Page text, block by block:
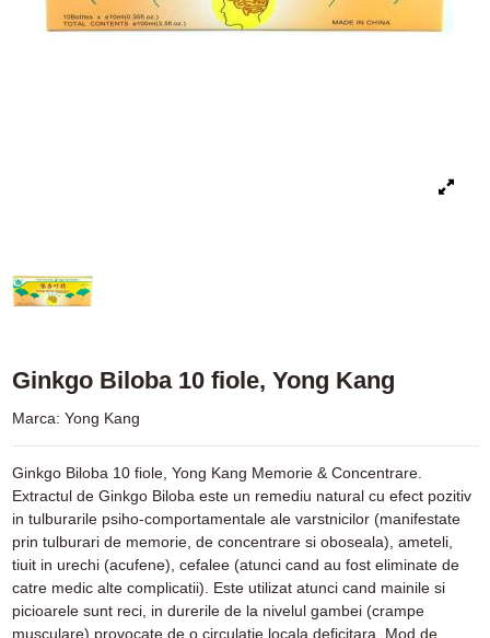
Ginkgo Biloba 10 fiole, Yong Kang
Marca: Yong Kang
Ginkgo Biloba 10 fiole, Yong Kang Memorie & Concentrare.
Extractul de Ginkgo Biloba este un remediu natural cu efect pozitiv
in tulburarile psiho-comportamentale ale varstnicilor (manifestate
prin tulburari de memorie, de concentrare si oboseala), ameteli,
tiuit in urechi (acufene), cefalee (atunci cand au fost eliminate de
catre medic alte complicatii). Este utilizat atunci cand mainile si
picioarele sunt reci, in durerile de la nivelul gambei (crampe
musculare) provocate de o circulatie locala deficitara. Mod de